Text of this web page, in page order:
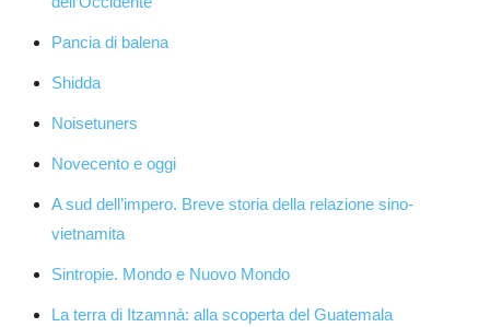
Pancia di balena
Shidda
Noisetuners
Novecento e oggi
A sud dell’impero. Breve storia della relazione sino-
vietnamita
Sintropie. Mondo e Nuovo Mondo
La terra di Itzamnà: alla scoperta del Guatemala